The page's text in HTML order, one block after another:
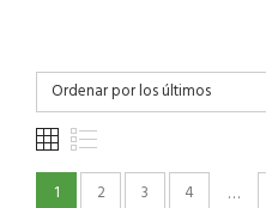
Ordenar por los últimos
1 2 3 4 …